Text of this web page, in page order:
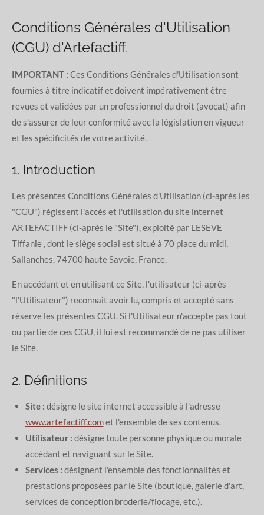
Conditions Générales d'Utilisation
(CGU) d'Artefactiff.
IMPORTANT : Ces Conditions Générales d'Utilisation sont
fournies à titre indicatif et doivent impérativement être
revues et validées par un professionnel du droit (avocat) afin
de s'assurer de leur conformité avec la législation en vigueur
et les spécificités de votre activité.
1. Introduction
Les présentes Conditions Générales d'Utilisation (ci-après les
"CGU") régissent l'accès et l'utilisation du site internet
ARTEFACTIFF (ci-après le "Site"), exploité par LESEVE
Tiffanie , dont le siège social est situé à 70 place du midi,
Sallanches, 74700 haute Savoie, France.
En accédant et en utilisant ce Site, l'utilisateur (ci-après
"l'Utilisateur") reconnaît avoir lu, compris et accepté sans
réserve les présentes CGU. Si l'Utilisateur n'accepte pas tout
ou partie de ces CGU, il lui est recommandé de ne pas utiliser
le Site.
2. Définitions
Site : désigne le site internet accessible à l'adresse
www.artefactiff.comet l'ensemble de ses contenus.
Utilisateur : désigne toute personne physique ou morale
accédant et naviguant sur le Site.
Services : désignent l'ensemble des fonctionnalités et
prestations proposées par le Site (boutique, galerie d'art,
services de conception broderie/flocage, etc.).